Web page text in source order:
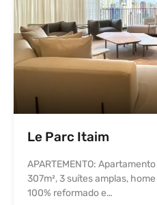
Le Parc Itaim
APARTEMENTO:
307m², 3 suítes amplas,
100% reformado e…